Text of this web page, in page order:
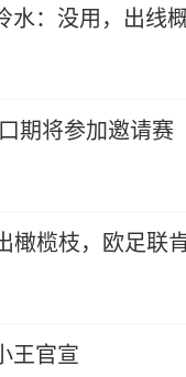
水：没用，出线
期将参加邀请赛
榄枝，欧足联
王官宣